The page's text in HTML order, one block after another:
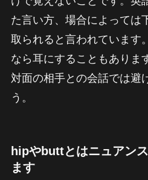
た言い方、場合によっては
取られると言われています
なら耳にすることもありま
対面の相手との会話では避
う。
hipやbuttとはニュアン
ます